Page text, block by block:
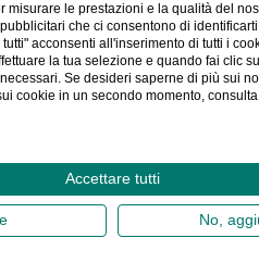
misurare le prestazioni e la qualità del
che ci consentono di
tutti" acconsenti all'inserimento di tutti i
la tua selezione e quando fai clic
Se desideri saperne di più sui
cookie in un secondo momento,
Accettare tutti
No,